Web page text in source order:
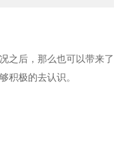
之后，那么也可以带来了
积极的去认识。